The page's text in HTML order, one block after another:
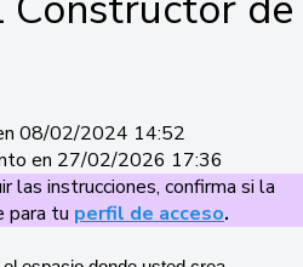
08/02/2024 14:52
en 27/02/2026 17:36
las instrucciones, confirma si la
para tu perfil de acceso.